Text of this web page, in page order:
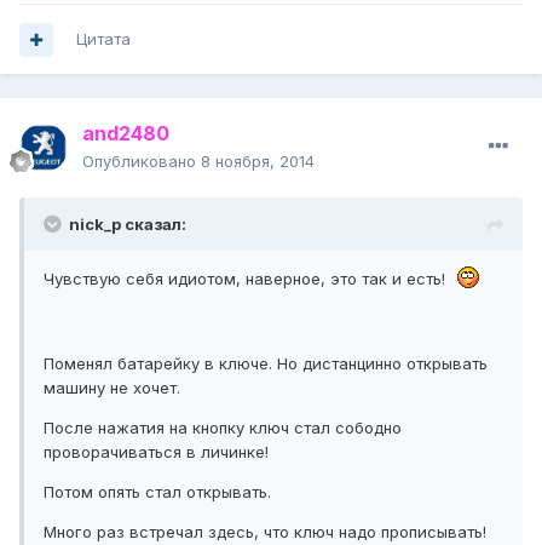
Цитата
and2480
Опубликовано 8 ноября, 2014
nick_p сказал:
Чувствую себя идиотом, наверное, это так и есть!
Поменял батарейку в ключе. Но дистанцинно открывать
машину не хочет.
После нажатия на кнопку ключ стал сободно
проворачиваться в личинке!
Потом опять стал открывать.
Много раз встречал здесь, что ключ надо прописывать!